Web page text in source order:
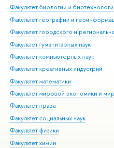
Факультет биологии и
Факультет географии и
Факультет городского и
Факультет гуманитарных наук
Факультет компьютерных наук
Факультет креативных индустрий
Факультет математики
Факультет мировой экономики и
Факультет права
Факультет социальных наук
Факультет физики
Факультет химии